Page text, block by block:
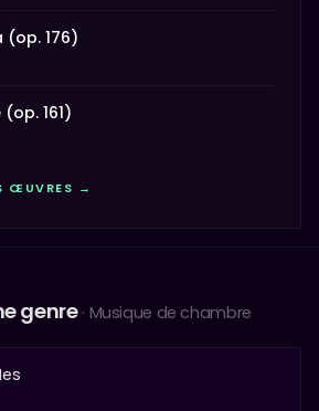
176)
161)
ŒUVRES →
genre· Musique de chambre